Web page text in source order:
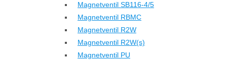
Magnetventil SB116-4/5
Magnetventil RBMC
Magnetventil R2W
Magnetventil R2W(s)
Magnetventil PU